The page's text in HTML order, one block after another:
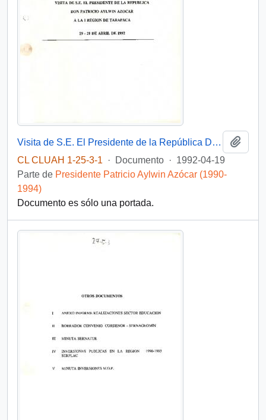
Visita de S.E. El Presidente de la República Don Patricio Aylwin Azócar a la I Región de Tarapacá
CL CLUAH 1-25-3-1
· Documento · 1992-04-19
Parte de Presidente Patricio Aylwin Azócar (1990-
1994)
Documento es sólo una portada.